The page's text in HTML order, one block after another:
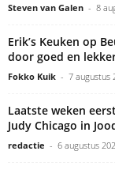
Steven van Galen - 8
Erik’s Keuken op
door goed en
Fokko Kuik - 7 augustus
Laatste weken
Judy Chicago in
redactie - 6 augustus